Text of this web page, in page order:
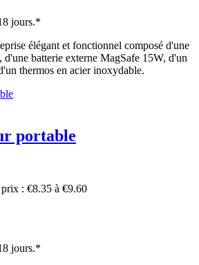
jours.*
élégant et fonctionnel composé d'une
batterie externe MagSafe 15W, d'un
thermos en acier inoxydable.
portable
prix : €8.35 à €9.60
jours.*